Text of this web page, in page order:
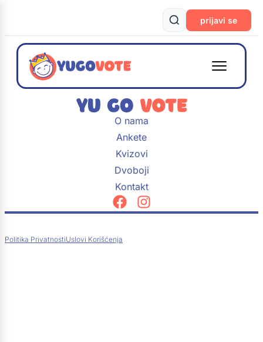
prijavi se
O nama
Ankete
Kvizovi
Dvoboji
Kontakt
Politika PrivatnostiUslovi Korišćenja